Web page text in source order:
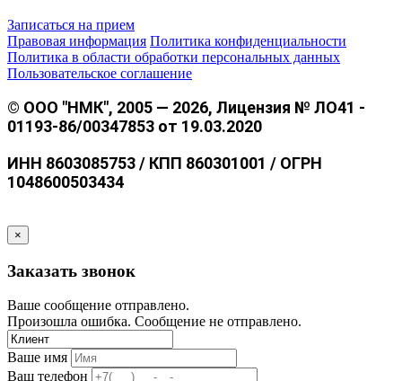
Записаться на прием
Правовая информация Политика конфиденциальности
Политика в области обработки персональных данных
Пользовательское соглашение
© ООО "НМК", 2005 — 2026, Лицензия № ЛО41 -
01193-86/00347853 от 19.03.2020
ИНН 8603085753 / КПП 860301001 / ОГРН
1048600503434
×
Заказать звонок
Ваше сообщение отправлено.
Произошла ошибка. Сообщение не отправлено.
Ваше имя
Ваш телефон